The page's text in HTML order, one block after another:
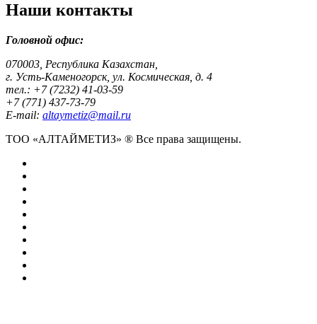
Наши контакты
Головной офис:
070003, Республика Казахстан,
г. Усть-Каменогорск, ул. Космическая, д. 4
тел.: +7 (7232) 41-03-59
+7 (771) 437-73-79
E-mail: altaymetiz@mail.ru
ТОО «АЛТАЙМЕТИЗ» ® Все права защищены.